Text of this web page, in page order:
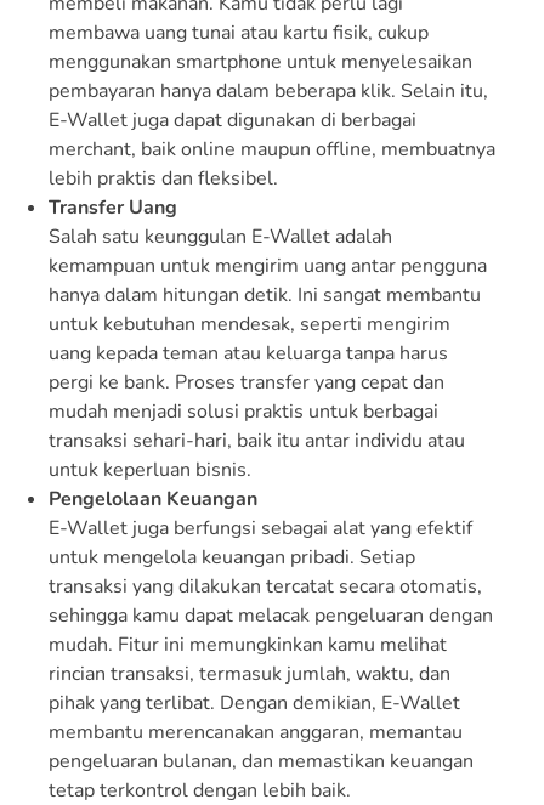
membawa uang tunai atau kartu fisik, cukup
menggunakan smartphone untuk menyelesaikan
pembayaran hanya dalam beberapa klik. Selain itu,
E-Wallet juga dapat digunakan di berbagai
merchant, baik online maupun offline, membuatnya
lebih praktis dan fleksibel.
Transfer Uang
Salah satu keunggulan E-Wallet adalah
kemampuan untuk mengirim uang antar pengguna
hanya dalam hitungan detik. Ini sangat membantu
untuk kebutuhan mendesak, seperti mengirim
uang kepada teman atau keluarga tanpa harus
pergi ke bank. Proses transfer yang cepat dan
mudah menjadi solusi praktis untuk berbagai
transaksi sehari-hari, baik itu antar individu atau
untuk keperluan bisnis.
Pengelolaan Keuangan
E-Wallet juga berfungsi sebagai alat yang efektif
untuk mengelola keuangan pribadi. Setiap
transaksi yang dilakukan tercatat secara otomatis,
sehingga kamu dapat melacak pengeluaran dengan
mudah. Fitur ini memungkinkan kamu melihat
rincian transaksi, termasuk jumlah, waktu, dan
pihak yang terlibat. Dengan demikian, E-Wallet
membantu merencanakan anggaran, memantau
pengeluaran bulanan, dan memastikan keuangan
tetap terkontrol dengan lebih baik.